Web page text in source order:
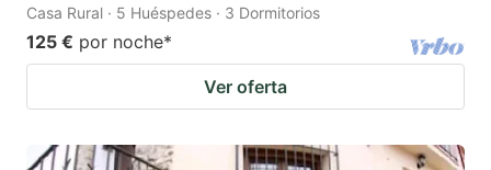
Casa Rural · 5 Huéspedes · 3 Dormitorios
125 € por noche*
Ver oferta